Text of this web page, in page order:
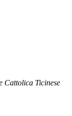
Cattolica Ticinese